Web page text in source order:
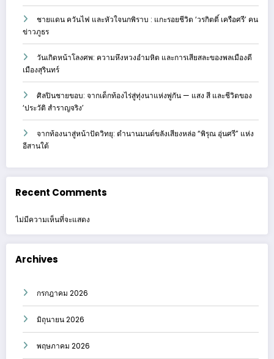
ชายแดน ควันไฟ และหัวใจนกพิราบ : แกะรอยชีวิต ‘วรกิตติ์ เครือศรี’ คน
ข่าวภูธร
วันเกิดหน้าโลงศพ: ความหึงหวงอำมหิต และการเสียสละของพลเมืองดี
เมืองสุรินทร์
ศิลปินชายขอบ: จากเด็กท้องไร่สู่ทุ่งนาแห่งพู่กัน — แสง สี และชีวิตของ
‘ประวัติ สำราญจริง’
จากท้องนาสู่หน้าปัดวิทยุ: ตำนานมนต์ขลังเสียงหล่อ “พิรุณ อุ่นศรี” แห่ง
อีสานใต้
Recent Comments
ไม่มีความเห็นที่จะแสดง
Archives
กรกฎาคม 2026
มิถุนายน 2026
พฤษภาคม 2026